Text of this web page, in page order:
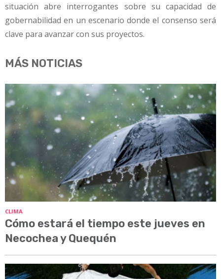
situación abre interrogantes sobre su capacidad de
gobernabilidad en un escenario donde el consenso será
clave para avanzar con sus proyectos.
MÁS NOTICIAS
CLIMA
Cómo estará el tiempo este jueves en
Necochea y Quequén